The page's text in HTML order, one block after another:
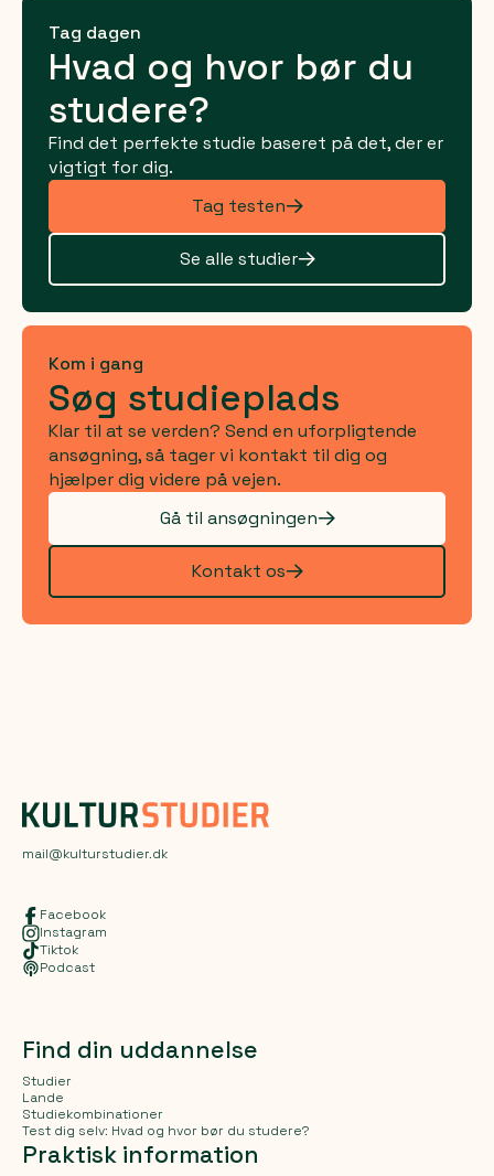
Tag dagen
Hvad og hvor bør du
studere?
Find det perfekte studie baseret på det, der er
vigtigt for dig.
Tag testen
Se alle studier
Kom i gang
Søg studieplads
Klar til at se verden? Send en uforpligtende
ansøgning, så tager vi kontakt til dig og
hjælper dig videre på vejen.
Gå til ansøgningen
Kontakt os
mail@kulturstudier.dk
Facebook
Instagram
Tiktok
Podcast
Find din uddannelse
Studier
Lande
Studiekombinationer
Test dig selv: Hvad og hvor bør du studere?
Praktisk information